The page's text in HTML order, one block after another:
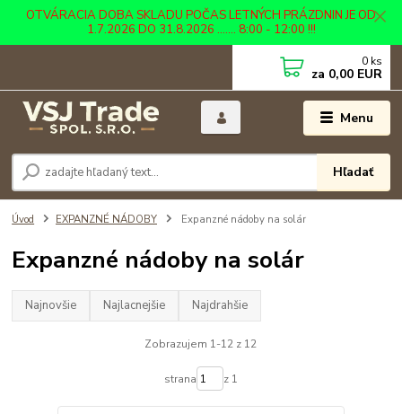
OTVÁRACIA DOBA SKLADU POČAS LETNÝCH PRÁZDNIN JE OD
1.7.2026 DO 31.8.2026 ....... 8:00 - 12:00 !!!
Menu
Hľadať
0 ks
za 0,00 EUR
Úvod EXPANZNÉ NÁDOBY Expanzné nádoby na solár
Expanzné nádoby na solár
Najnovšie Najlacnejšie Najdrahšie
Zobrazujem 1-12 z 12
strana z 1